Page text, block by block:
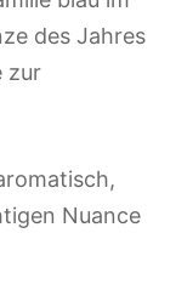
des Jahres
zur
Nuance